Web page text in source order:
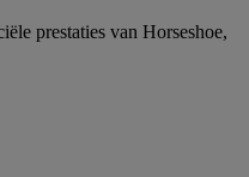
prestaties van Horseshoe,